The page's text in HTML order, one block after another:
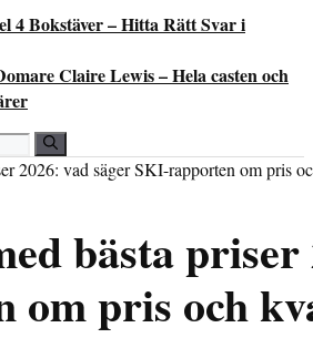
4 Bokstäver – Hitta Rätt Svar i
Claire Lewis – Hela casten och
bästa
om pris och